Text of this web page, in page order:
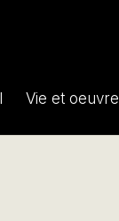
Vie et oeuvre